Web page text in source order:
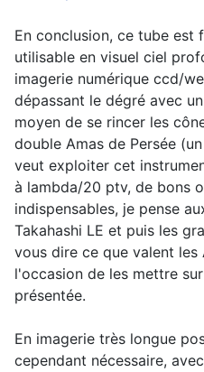
En conclusion, ce tube est
utilisable en visuel ciel
imagerie numérique ccd/
dépassant le dégré avec
moyen de se rincer les
double Amas de Persée
veut exploiter cet
à lambda/20 ptv, de bons
indispensables, je pense
Takahashi LE et puis les
vous dire ce que valent les
l'occasion de les mettre
présentée.
En imagerie très longue
cependant nécessaire,